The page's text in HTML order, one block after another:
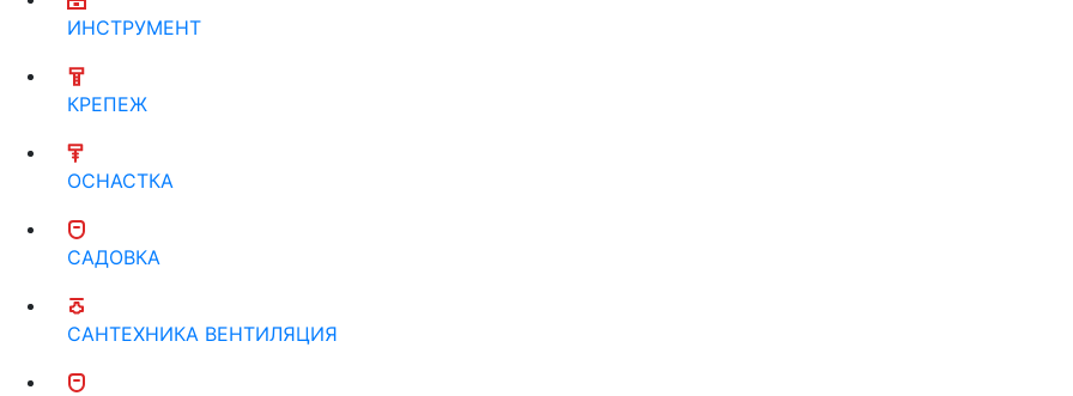
ИНСТРУМЕНТ
КРЕПЕЖ
ОСНАСТКА
САДОВКА
САНТЕХНИКА ВЕНТИЛЯЦИЯ